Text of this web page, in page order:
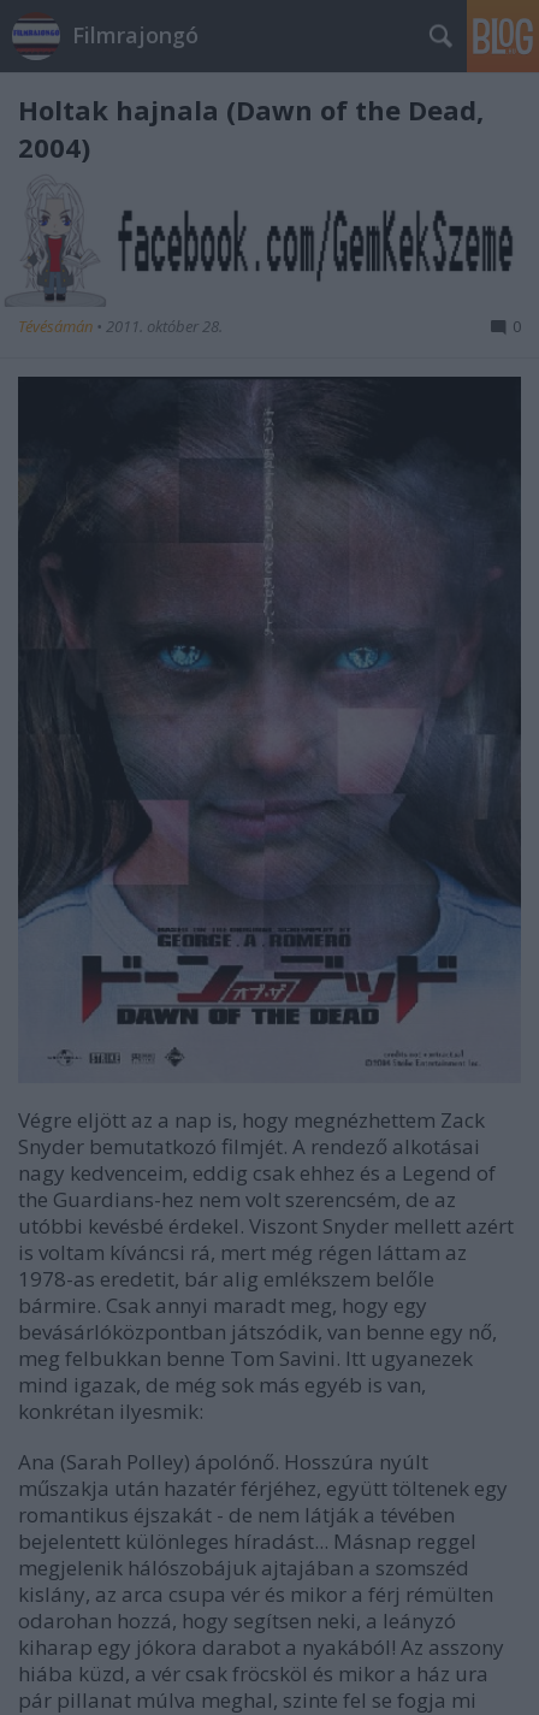
Filmrajongó
Holtak hajnala (Dawn of the Dead,
2004)
Tévésámán • 2011. október 28. 0
Végre eljött az a nap is, hogy megnézhettem Zack
Snyder bemutatkozó filmjét. A rendező alkotásai
nagy kedvenceim, eddig csak ehhez és a Legend of
the Guardians-hez nem volt szerencsém, de az
utóbbi kevésbé érdekel. Viszont Snyder mellett azért
is voltam kíváncsi rá, mert még régen láttam az
1978-as eredetit, bár alig emlékszem belőle
bármire. Csak annyi maradt meg, hogy egy
bevásárlóközpontban játszódik, van benne egy nő,
meg felbukkan benne Tom Savini. Itt ugyanezek
mind igazak, de még sok más egyéb is van,
konkrétan ilyesmik:
Ana (Sarah Polley) ápolónő. Hosszúra nyúlt
műszakja után hazatér férjéhez, együtt töltenek egy
romantikus éjszakát - de nem látják a tévében
bejelentett különleges híradást... Másnap reggel
megjelenik hálószobájuk ajtajában a szomszéd
kislány, az arca csupa vér és mikor a férj rémülten
odarohan hozzá, hogy segítsen neki, a leányzó
kiharap egy jókora darabot a nyakából! Az asszony
hiába küzd, a vér csak fröcsköl és mikor a ház ura
pár pillanat múlva meghal, szinte fel se fogja mi